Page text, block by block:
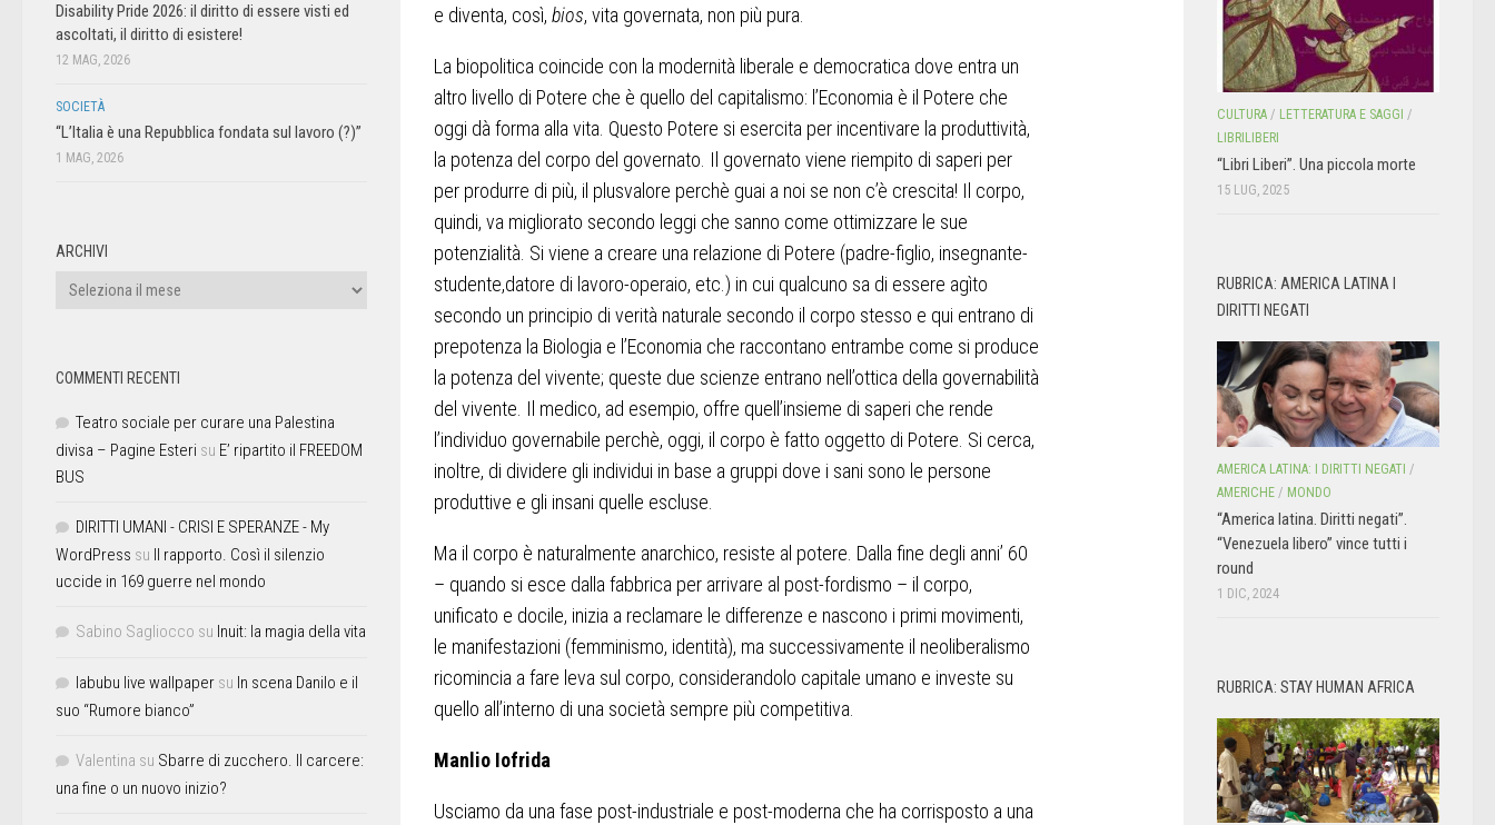
e diventa, così, bios, vita governata, non più pura.
La biopolitica coincide con la modernità liberale e democratica dove entra un
altro livello di Potere che è quello del capitalismo: l’Economia è il Potere che
oggi dà forma alla vita. Questo Potere si esercita per incentivare la produttività,
la potenza del corpo del governato. Il governato viene riempito di saperi per
per produrre di più, il plusvalore perchè guai a noi se non c’è crescita! Il corpo,
quindi, va migliorato secondo leggi che sanno come ottimizzare le sue
potenzialità. Si viene a creare una relazione di Potere (padre-figlio, insegnante-
studente,datore di lavoro-operaio, etc.) in cui qualcuno sa di essere agìto
secondo un principio di verità naturale secondo il corpo stesso e qui entrano di
prepotenza la Biologia e l’Economia che raccontano entrambe come si produce
la potenza del vivente; queste due scienze entrano nell’ottica della governabilità
del vivente. Il medico, ad esempio, offre quell’insieme di saperi che rende
l’individuo governabile perchè, oggi, il corpo è fatto oggetto di Potere. Si cerca,
inoltre, di dividere gli individui in base a gruppi dove i sani sono le persone
produttive e gli insani quelle escluse.
Ma il corpo è naturalmente anarchico, resiste al potere. Dalla fine degli anni’ 60
– quando si esce dalla fabbrica per arrivare al post-fordismo – il corpo,
unificato e docile, inizia a reclamare le differenze e nascono i primi movimenti,
le manifestazioni (femminismo, identità), ma successivamente il neoliberalismo
ricomincia a fare leva sul corpo, considerandolo capitale umano e investe su
quello all’interno di una società sempre più competitiva.
Manlio Iofrida
Usciamo da una fase post-industriale e post-moderna che ha corrisposto a una
Disability Pride 2026: il diritto di essere visti ed
ascoltati, il diritto di esistere!
12 MAG, 2026
SOCIETÀ
“L’Italia è una Repubblica fondata sul lavoro (?)”
1 MAG, 2026
ARCHIVI
COMMENTI RECENTI
Teatro sociale per curare una Palestina
divisa – Pagine Esteri su E’ ripartito il FREEDOM
BUS
DIRITTI UMANI - CRISI E SPERANZE - My
WordPress su Il rapporto. Così il silenzio
uccide in 169 guerre nel mondo
Sabino Sagliocco su Inuit: la magia della vita
labubu live wallpaper su In scena Danilo e il
suo “Rumore bianco”
Valentina su Sbarre di zucchero. Il carcere:
una fine o un nuovo inizio?
CULTURA / LETTERATURA E SAGGI /
LIBRILIBERI
“Libri Liberi”. Una piccola morte
15 LUG, 2025
RUBRICA: AMERICA LATINA I
DIRITTI NEGATI
AMERICA LATINA: I DIRITTI NEGATI /
AMERICHE / MONDO
“America latina. Diritti negati”.
“Venezuela libero” vince tutti i
round
1 DIC, 2024
RUBRICA: STAY HUMAN AFRICA